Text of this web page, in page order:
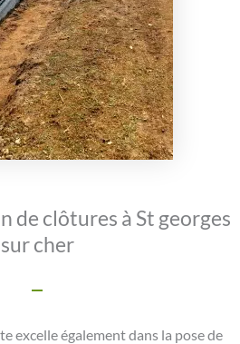
de clôtures à St georges
sur cher
excelle également dans la pose de